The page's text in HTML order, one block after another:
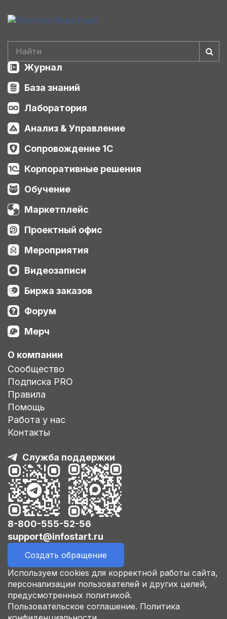
Журнал
База знаний
Лаборатория
Анализ & Управление
Сопровождение 1С
Корпоративные решения
Обучение
Маркетплейс
Проектный офис
Мероприятия
Видеозаписи
Биржа заказов
Форум
Мерч
О компании
Сообщество
Подписка PRO
Правила
Помощь
Работа у нас
Контакты
Служба поддержки
8-800-555-52-56
support@infostart.ru
Создать обращение
Используем cookies для корректной работы сайта,
персонализации пользователей и других целей,
предусмотренных политикой.
Пользовательское соглашение. Политика